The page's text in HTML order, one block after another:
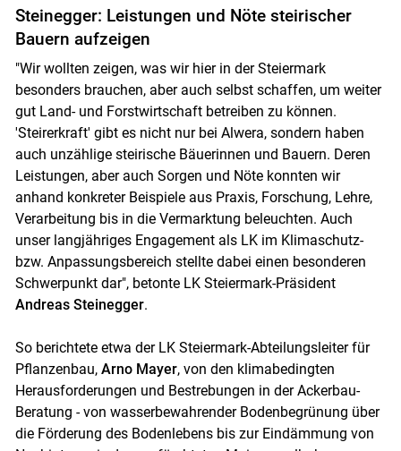
Steinegger: Leistungen und Nöte steirischer
Bauern aufzeigen
"Wir wollten zeigen, was wir hier in der Steiermark
besonders brauchen, aber auch selbst schaffen, um weiter
gut Land- und Forstwirtschaft betreiben zu können.
'Steirerkraft' gibt es nicht nur bei Alwera, sondern haben
auch unzählige steirische Bäuerinnen und Bauern. Deren
Leistungen, aber auch Sorgen und Nöte konnten wir
anhand konkreter Beispiele aus Praxis, Forschung, Lehre,
Verarbeitung bis in die Vermarktung beleuchten. Auch
unser langjähriges Engagement als LK im Klimaschutz-
bzw. Anpassungsbereich stellte dabei einen besonderen
Schwerpunkt dar", betonte LK Steiermark-Präsident
Andreas Steinegger.
So berichtete etwa der LK Steiermark-Abteilungsleiter für
Pflanzenbau, Arno Mayer, von den klimabedingten
Herausforderungen und Bestrebungen in der Ackerbau-
Beratung - von wasserbewahrender Bodenbegrünung über
die Förderung des Bodenlebens bis zur Eindämmung von